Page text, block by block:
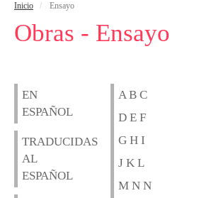
Inicio Ensayo
Obras - Ensayo
EN
ESPAÑOL
TRADUCIDAS
AL
ESPAÑOL
A B C
D E F
G H I
J K L
M N N